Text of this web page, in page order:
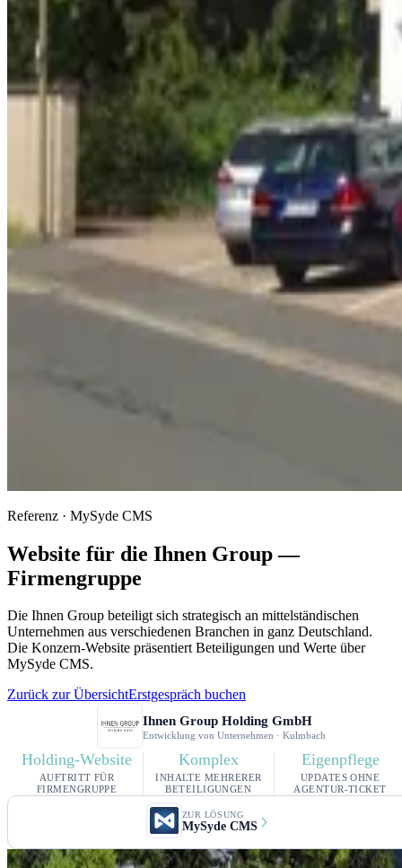
Referenz · MySyde CMS
Website für die Ihnen Group —
Firmengruppe
Die Ihnen Group beteiligt sich strategisch an mittelständischen
Unternehmen aus verschiedenen Branchen in ganz Deutschland.
Die Konzern-Website präsentiert Beteiligungen und Werte über
MySyde CMS.
Zurück zur ÜbersichtErstgespräch buchen
Ihnen Group Holding GmbH
Entwicklung von Unternehmen · Kulmbach
Holding-Website
AUFTRITT FÜR
FIRMENGRUPPE
Komplex
INHALTE MEHRERER
BETEILIGUNGEN
Eigenpflege
UPDATES OHNE
AGENTUR-TICKET
ZUR LÖSUNG
MySyde CMS